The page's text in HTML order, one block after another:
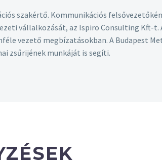
szakértő. Kommunikációs
vállalkozását, az Ispiro Consulting Kft-
vezető megbízatásokban. A Budapest
zsűrijének munkáját is segíti.